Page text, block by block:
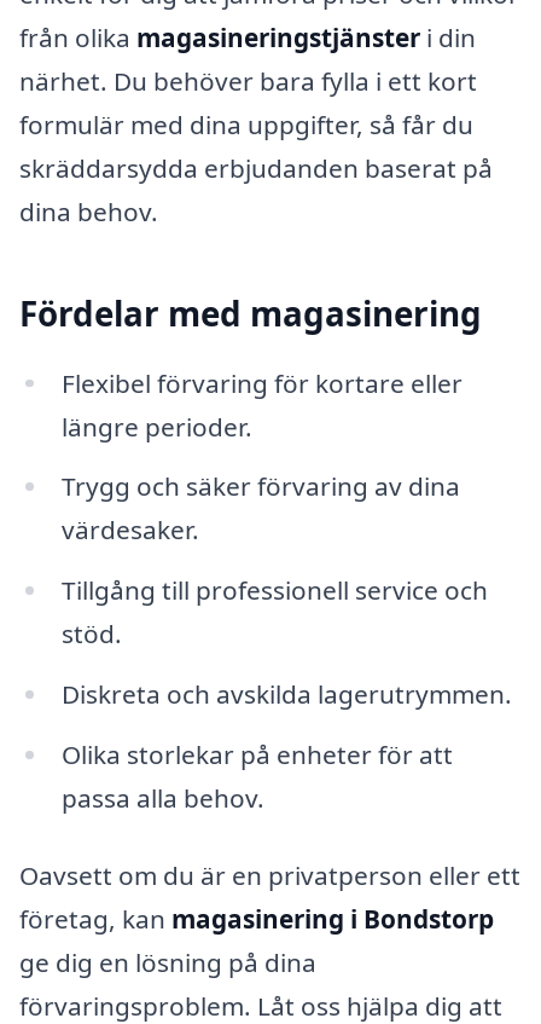
från olika magasineringstjänster i din
närhet. Du behöver bara fylla i ett kort
formulär med dina uppgifter, så får du
skräddarsydda erbjudanden baserat på
dina behov.
Fördelar med magasinering
Flexibel förvaring för kortare eller
längre perioder.
Trygg och säker förvaring av dina
värdesaker.
Tillgång till professionell service och
stöd.
Diskreta och avskilda lagerutrymmen.
Olika storlekar på enheter för att
passa alla behov.
Oavsett om du är en privatperson eller ett
företag, kan magasinering i Bondstorp
ge dig en lösning på dina
förvaringsproblem. Låt oss hjälpa dig att